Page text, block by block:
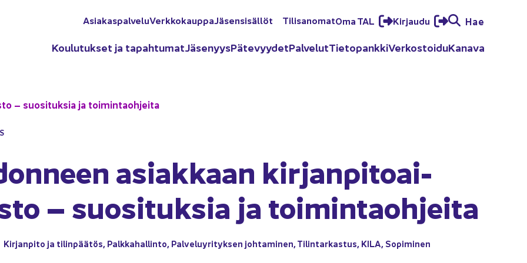
Asia­kas­pal­ve­luVerk­ko­kaup­paJä­sen­si­säl­löt Ti­li­sa­no­matOma TAL Kir­jau­du Hae
Kou­lu­tuk­set ja ta­pah­tu­matJä­se­nyysPä­te­vyy­detPal­ve­lutTie­to­pank­kiVer­kos­toi­duKa­na­va
– suo­si­tuk­sia ja toi­min­taoh­jei­ta
asiak­kaan kir­jan­pi­toai­
– suo­si­tuk­sia ja toi­min­taoh­jei­ta
Kir­jan­pi­to ja ti­lin­pää­tös, Palk­ka­hal­lin­to, Pal­ve­lu­yri­tyk­sen joh­ta­mi­nen,Ti­lin­tar­kas­tus, KILA, So­pi­mi­nen